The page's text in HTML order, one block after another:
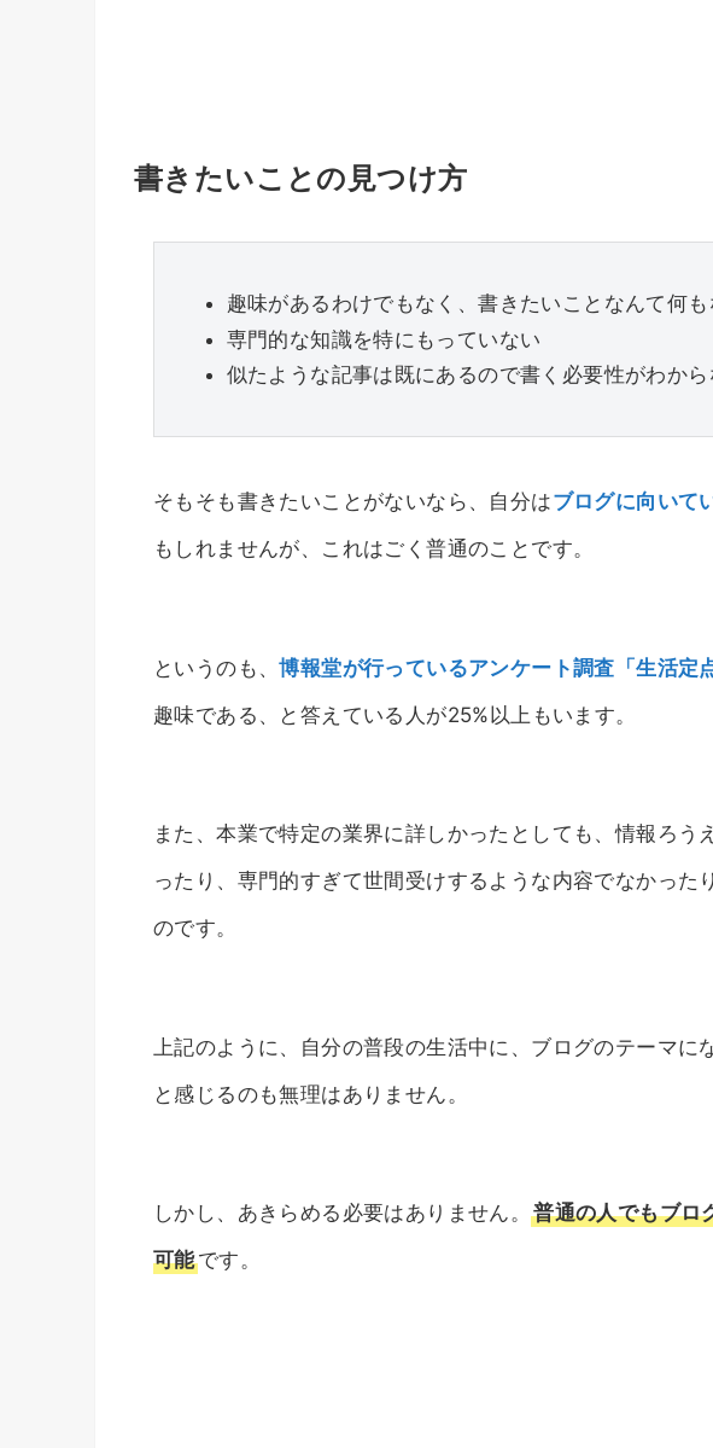
書きたいことの見つけ方
趣味があるわけでもなく、書きたいことなんて何も
専門的な知識を特にもっていない
似たような記事は既にあるので書く必要性がわから
そもそも書きたいことがないなら、自分はブログに向いて
もしれませんが、これはごく普通のことです。
というのも、博報堂が行っているアンケート調査「生活定
趣味である、と答えている人が25%以上もいます。
また、本業で特定の業界に詳しかったとしても、情報ろう
ったり、専門的すぎて世間受けするような内容でなかった
のです。
上記のように、自分の普段の生活中に、ブログのテーマに
と感じるのも無理はありません。
しかし、あきらめる必要はありません。普通の人でもブロ
可能です。